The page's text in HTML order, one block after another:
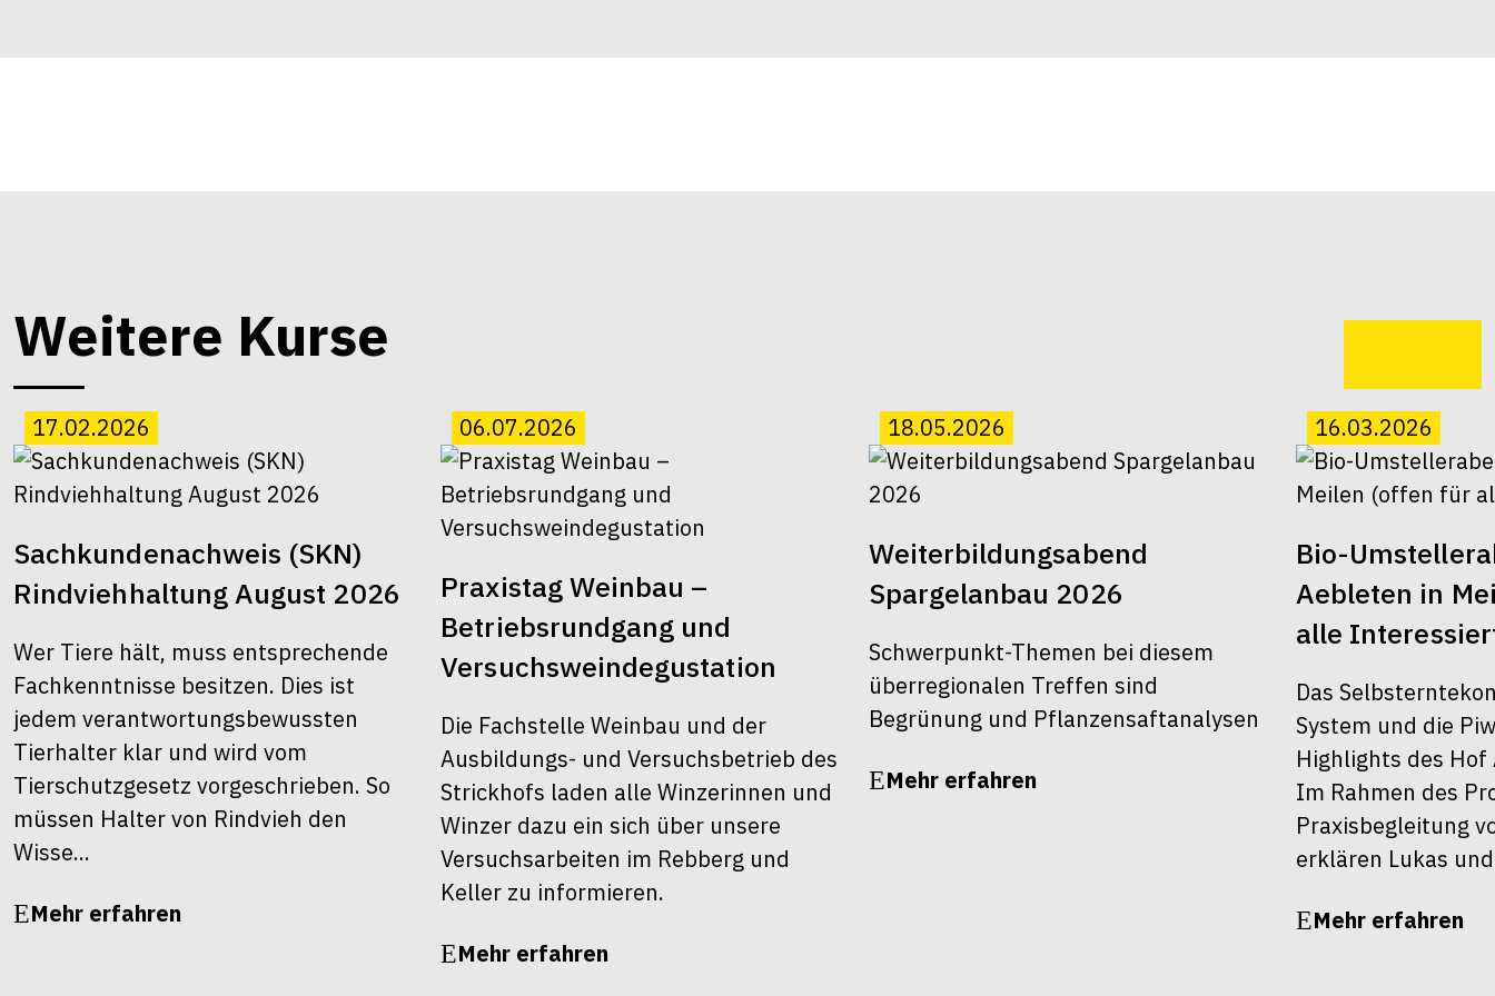
Weitere Kurse
17.02.2026
Sachkundenachweis (SKN)
Rindviehhaltung August 2026
Wer Tiere hält, muss entsprechende
Fachkenntnisse besitzen. Dies ist
jedem verantwortungsbewussten
Tierhalter klar und wird vom
Tierschutzgesetz vorgeschrieben. So
müssen Halter von Rindvieh den
Wisse...
Mehr erfahren
06.07.2026
Praxistag Weinbau –
Betriebsrundgang und
Versuchsweindegustation
Die Fachstelle Weinbau und der
Ausbildungs- und Versuchsbetrieb des
Strickhofs laden alle Winzerinnen und
Winzer dazu ein sich über unsere
Versuchsarbeiten im Rebberg und
Keller zu informieren.
Mehr erfahren
18.05.2026
Weiterbildungsabend
Spargelanbau 2026
Schwerpunkt-Themen bei diesem
überregionalen Treffen sind
Begrünung und Pflanzensaftanalysen
Mehr erfahren
16.03.2026
Bio-
Aebleten in
alle
Das
System und die
Highlights des
Im Rahmen des
Praxisbegleitung
erklären Lukas
Mehr erfahren